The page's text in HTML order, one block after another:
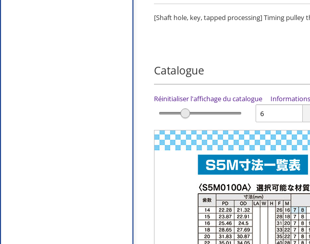
[Shaft hole, key, tapped processing] Timing
Catalogue
Réinitialiser l'affichage du catalogue